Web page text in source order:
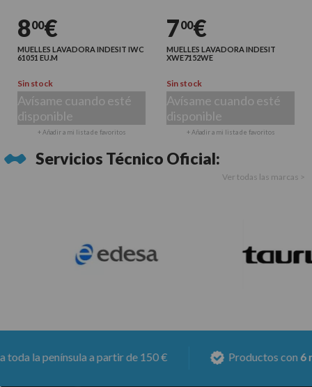
800€
MUELLES LAVADORA INDESIT IWC
61051 EU.M
Sin stock
Avísame cuando esté
disponible
+ Añadir a mi lista de favoritos
700€
MUELLES LAVADORA INDESIT
XWE7152WE
Sin stock
Avísame cuando esté
disponible
+ Añadir a mi lista de favoritos
Servicios Técnico Oficial:
Ver todas las marcas >
la península a partir de 150 € Productos con6